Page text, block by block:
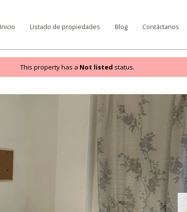
Inicio Listado de propiedades Blog Contáctanos
This property has a Not listed status.